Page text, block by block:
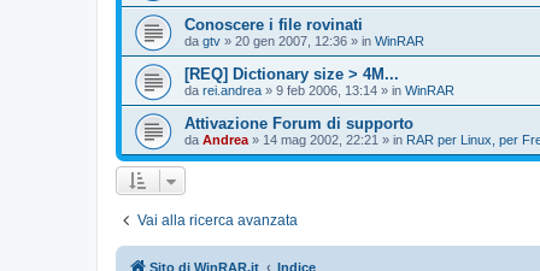
Conoscere i file rovinati
da gtv » 20 gen 2007, 12:36 » in WinRAR
[REQ] Dictionary size > 4M...
da rei.andrea » 9 feb 2006, 13:14 » in WinRAR
Attivazione Forum di supporto
da Andrea » 14 mag 2002, 22:21 » in RAR per Linux, per
Vai alla ricerca avanzata
Sito di WinRAR.it Indice